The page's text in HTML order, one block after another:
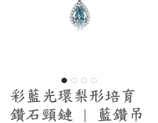
彩藍光環梨形培育
鑽石頸鏈 | 藍鑽吊